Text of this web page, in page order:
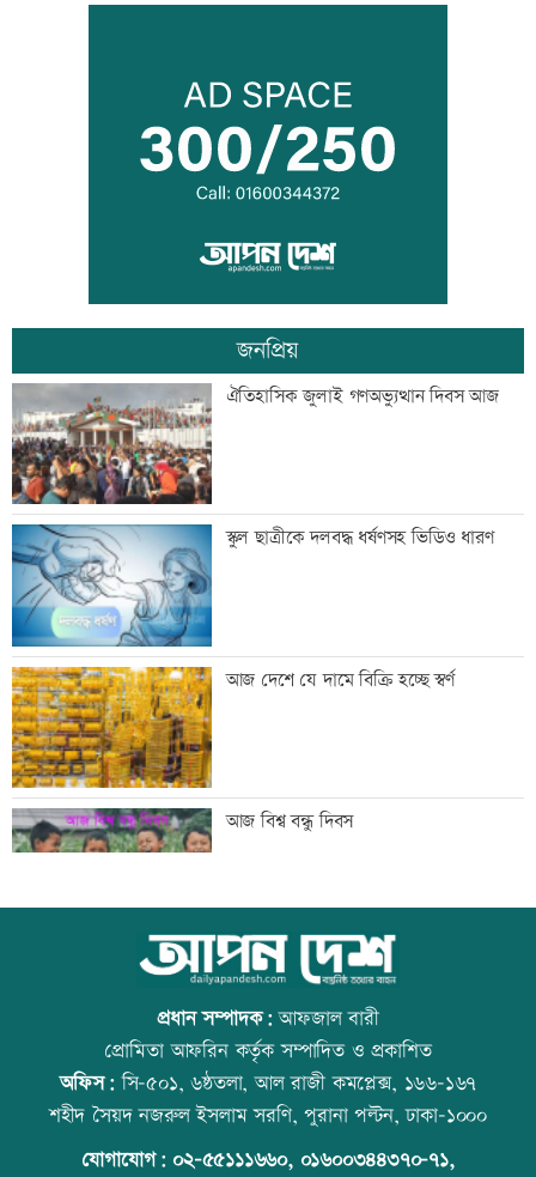
বন্দরে বিস্ফোরণে একই পরিবারের ৩ জন দগ্ধ
পাঁচ আর্থিক প্রতিষ্ঠান বন্ধের অনুমোদন,
রোববার প্রশাসক নিয়োগ
ঢাকা-ময়মনসিংহ রেল যোগাযোগ স্বাভাবিক
সিঙ্গাপুর থেকে এক কার্গো এলএনজি কিনবে
সরকার
মান্দায় ২৯৬ বোতলসহ দুই মাদক কারবারি
আটক
গুরুত্বপূর্ণ ব্যক্তিদের নিয়ে অপপ্রচারের বিরুদ্ধে
সতর্ক করল পুলিশ
নিরাপত্তা পেলে দেশে ফিরতে চান সাকিব
সাকিবের দেশে ফেরার সুযোগ নেই: ক্রীড়া
প্রতিমন্ত্রী
জনপ্রিয়
ঐতিহাসিক জুলাই গণঅভ্যুত্থান দিবস আজ
স্কুল ছাত্রীকে দলবদ্ধ ধর্ষণসহ ভিডিও ধারণ
আজ দেশে যে দামে বিক্রি হচ্ছে স্বর্ণ
আজ বিশ্ব বন্ধু দিবস
কোরআন-হাদিসে নামাজ না পড়ার শাস্তি
উত্থান-পতনের বাজারে আজ স্বর্ণের ভরি কত
প্রধান সম্পাদক:আফজাল বারী
প্রোমিতা আফরিন কর্তৃক সম্পাদিত ও প্রকাশিত
অফিস:সি-৫০১, ৬ষ্ঠতলা, আল রাজী কমপ্লেক্স, ১৬৬-১৬৭
শহীদ সৈয়দ নজরুল ইসলাম সরণি, পুরানা পল্টন, ঢাকা-১০০০
যোগাযোগ: ০২-৫৫১১১৬৬০, ০১৬০০৩৪৪৩৭০-৭১,